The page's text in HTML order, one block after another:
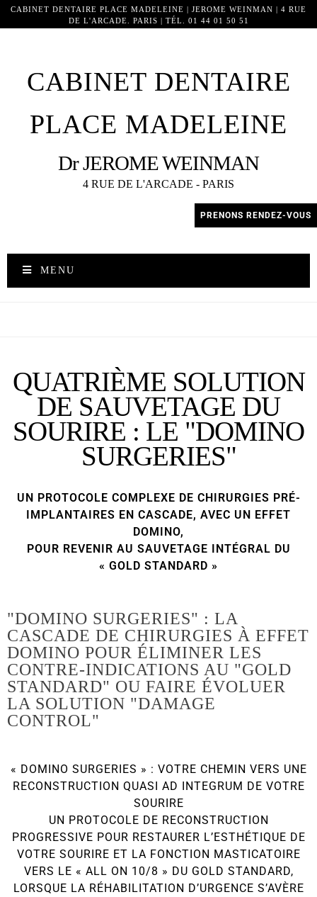
CABINET DENTAIRE PLACE MADELEINE | JEROME WEINMAN | 4 RUE
DE L'ARCADE. PARIS | TÉL. 01 44 01 50 51
CABINET DENTAIRE
PLACE MADELEINE
Dr JEROME WEINMAN
4 RUE DE L'ARCADE - PARIS
PRENONS RENDEZ-VOUS
MENU
QUATRIÈME SOLUTION
DE SAUVETAGE DU
SOURIRE : LE "DOMINO
SURGERIES"
UN PROTOCOLE COMPLEXE DE CHIRURGIES PRÉ-
IMPLANTAIRES EN CASCADE, AVEC UN EFFET
DOMINO,
POUR REVENIR AU SAUVETAGE INTÉGRAL DU
« GOLD STANDARD »
"DOMINO SURGERIES" : LA
CASCADE DE CHIRURGIES À EFFET
DOMINO POUR ÉLIMINER LES
CONTRE-INDICATIONS AU "GOLD
STANDARD" OU FAIRE ÉVOLUER
LA SOLUTION "DAMAGE
CONTROL"
« DOMINO SURGERIES » : VOTRE CHEMIN VERS UNE
RECONSTRUCTION QUASI AD INTEGRUM DE VOTRE
SOURIRE
UN PROTOCOLE DE RECONSTRUCTION
PROGRESSIVE POUR RESTAURER L’ESTHÉTIQUE DE
VOTRE SOURIRE ET LA FONCTION MASTICATOIRE
VERS LE « ALL ON 10/8 » DU GOLD STANDARD,
LORSQUE LA RÉHABILITATION D’URGENCE S’AVÈRE